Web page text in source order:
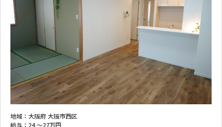
地域： 大阪府 大阪市西区
給与： 24 ～27万円